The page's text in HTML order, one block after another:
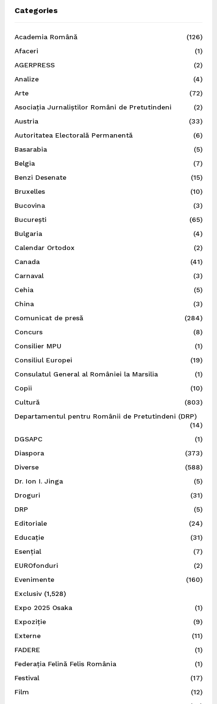
Categories
Academia Română
(126)
Afaceri
(1)
AGERPRESS
(2)
Analize
(4)
Arte
(72)
Asociația Jurnaliștilor Români de Pretutindeni
(2)
Austria
(33)
Autoritatea Electorală Permanentă
(6)
Basarabia
(5)
Belgia
(7)
Benzi Desenate
(15)
Bruxelles
(10)
Bucovina
(3)
București
(65)
Bulgaria
(4)
Calendar Ortodox
(2)
Canada
(41)
Carnaval
(3)
Cehia
(5)
China
(3)
Comunicat de presă
(284)
Concurs
(8)
Consilier MPU
(1)
Consiliul Europei
(19)
Consulatul General al României la Marsilia
(1)
Copii
(10)
Cultură
(803)
Departamentul pentru Românii de Pretutindeni (DRP)
(14)
DGSAPC
(1)
Diaspora
(373)
Diverse
(588)
Dr. Ion I. Jinga
(5)
Droguri
(31)
DRP
(5)
Editoriale
(24)
Educație
(31)
Esențial
(7)
EUROfonduri
(2)
Evenimente
(160)
Exclusiv(1,528)
Expo 2025 Osaka
(1)
Expoziție
(9)
Externe
(11)
FADERE
(1)
Federația Felină Felis România
(1)
Festival
(17)
Film
(12)